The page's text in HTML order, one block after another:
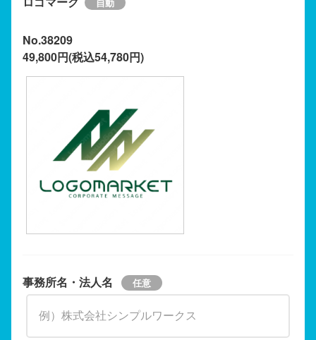
No.38209
49,800円(税込54,780円)
事務所名・法人名